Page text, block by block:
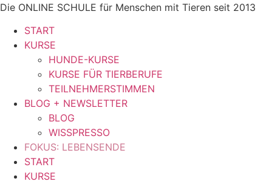
Zum
springen
Die ONLINE SCHULE für Menschen mit Tieren seit 2013
START
KURSE
HUNDE-KURSE
KURSE FÜR TIERBERUFE
TEILNEHMERSTIMMEN
BLOG + NEWSLETTER
BLOG
WISSPRESSO
FOKUS: LEBENSENDE
START
KURSE